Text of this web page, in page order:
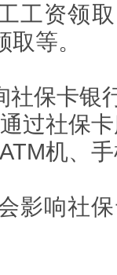
工资领
等。
社保卡银
过社保
机、
影响社